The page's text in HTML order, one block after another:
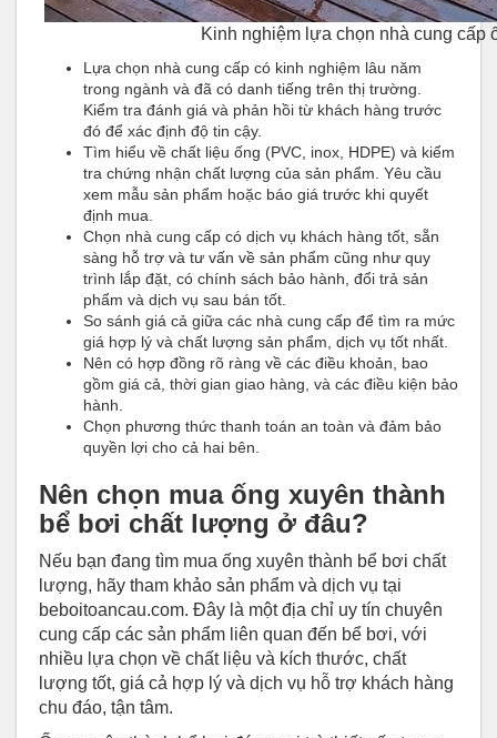
Kinh nghiệm lựa chọn nhà cung cấp
Lựa chọn nhà cung cấp có kinh nghiệm lâu năm
trong ngành và đã có danh tiếng trên thị trường.
Kiểm tra đánh giá và phản hồi từ khách hàng trước
đó để xác định độ tin cậy.
Tìm hiểu về chất liệu ống (PVC, inox, HDPE) và kiểm
tra chứng nhận chất lượng của sản phẩm. Yêu cầu
xem mẫu sản phẩm hoặc báo giá trước khi quyết
định mua.
Chọn nhà cung cấp có dịch vụ khách hàng tốt, sẵn
sàng hỗ trợ và tư vấn về sản phẩm cũng như quy
trình lắp đặt, có chính sách bảo hành, đổi trả sản
phẩm và dịch vụ sau bán tốt.
So sánh giá cả giữa các nhà cung cấp để tìm ra mức
giá hợp lý và chất lượng sản phẩm, dịch vụ tốt nhất.
Nên có hợp đồng rõ ràng về các điều khoản, bao
gồm giá cả, thời gian giao hàng, và các điều kiện bảo
hành.
Chọn phương thức thanh toán an toàn và đảm bảo
quyền lợi cho cả hai bên.
Nên chọn mua ống xuyên thành
bể bơi chất lượng ở đâu?
Nếu bạn đang tìm mua ống xuyên thành bể bơi chất
lượng, hãy tham khảo sản phẩm và dịch vụ tại
beboitoancau.com. Đây là một địa chỉ uy tín chuyên
cung cấp các sản phẩm liên quan đến bể bơi, với
nhiều lựa chọn về chất liệu và kích thước, chất
lượng tốt, giá cả hợp lý và dịch vụ hỗ trợ khách hàng
chu đáo, tận tâm.